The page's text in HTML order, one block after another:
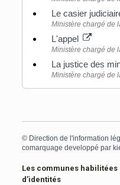
Le casier
Ministère chargé de
L'appel
Ministère chargé de
La justice des
Ministère chargé de
© Direction de l'information
comarquage developpé par
Les communes
d’identités